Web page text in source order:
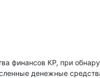
финансов КР, при
денежные